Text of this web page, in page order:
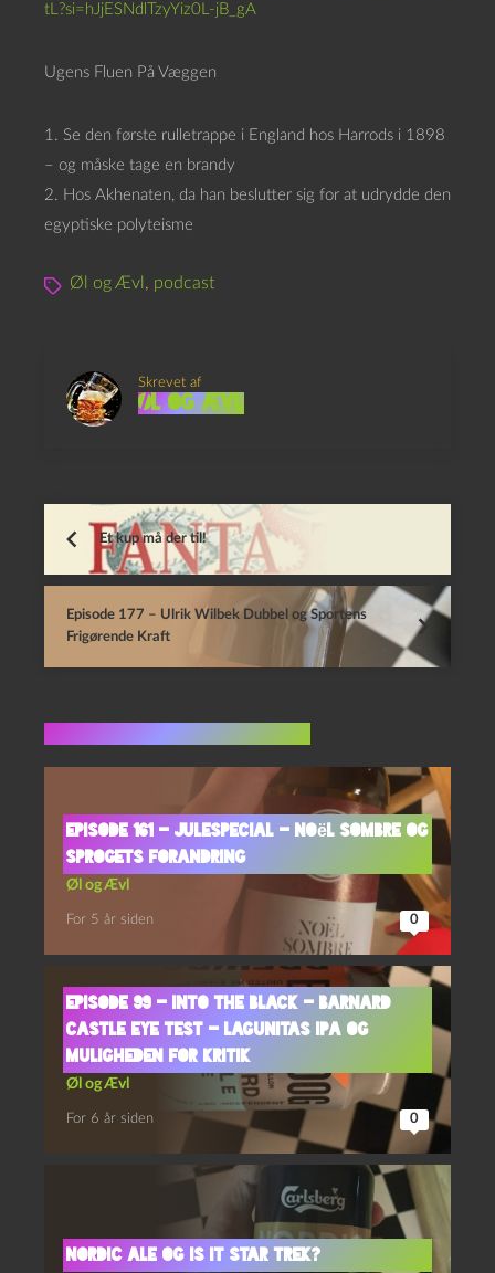
tL?si=hJjESNdlTzyYiz0L-jB_gA
Ugens Fluen På Væggen
1. Se den første rulletrappe i England hos Harrods i 1898
– og måske tage en brandy
2. Hos Akhenaten, da han beslutter sig for at udrydde den
egyptiske polyteisme
Øl og Ævl , podcast
Skrevet af
Øl og Ævl
Et kup må der til!
Episode 177 – Ulrik Wilbek Dubbel og Sportens
Frigørende Kraft
Episode 161 – Julespecial – Noël Sombre og
Sprogets Forandring
Øl og Ævl
For 5 år siden 0
Episode 99 – Into The Black – Barnard
Castle Eye Test – Lagunitas IPA og
Muligheden For Kritik
Øl og Ævl
For 6 år siden 0
Nordic Ale og Is it Star Trek?